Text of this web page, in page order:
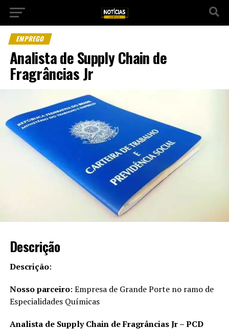
EMPREGO
Analista de Supply Chain de
Fragrâncias Jr
Descrição
Descrição:
Nosso parceiro: Empresa de Grande Porte no ramo de
Especialidades Químicas
Analista de Supply Chain de Fragrâncias Jr – PCD